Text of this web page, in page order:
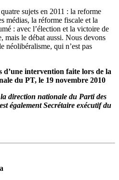
sujets en 2011 : la reforme
médias, la réforme fiscale et la
: avec l’élection et la victoire de
mais le débat aussi. Nous devons
néolibéralisme, qui n’est pas
d’une intervention faite lors de la
du PT, le 19 novembre 2010
direction nationale du Parti des
également Secrétaire exécutif du